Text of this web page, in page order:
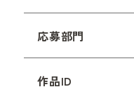
応募部門
作品ID